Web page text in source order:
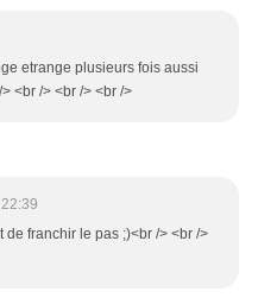
etrange plusieurs fois aussi
<br /> <br /> <br />
de franchir le pas ;)<br /> <br />